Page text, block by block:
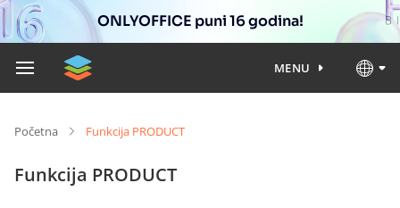
ONLYOFFICE puni 16 godina!
MENU
Početna Funkcija PRODUCT
Funkcija PRODUCT